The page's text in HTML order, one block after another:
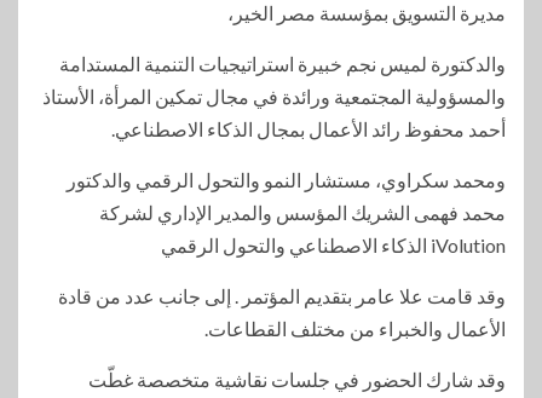
مديرة التسويق بمؤسسة مصر الخير،
والدكتورة لميس نجم خبيرة استراتيجيات التنمية المستدامة
والمسؤولية المجتمعية ورائدة في مجال تمكين المرأة، الأستاذ
أحمد محفوظ رائد الأعمال بمجال الذكاء الاصطناعي.
ومحمد سكراوي، مستشار النمو والتحول الرقمي والدكتور
محمد فهمى الشريك المؤسس والمدير الإداري لشركة
iVolution الذكاء الاصطناعي والتحول الرقمي
وقد قامت علا عامر بتقديم المؤتمر . إلى جانب عدد من قادة
الأعمال والخبراء من مختلف القطاعات.
وقد شارك الحضور في جلسات نقاشية متخصصة غطّت